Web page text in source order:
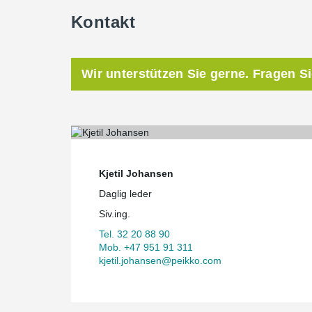
Kontakt
Wir unterstützen Sie gerne. Fragen
Kjetil Johansen
Daglig leder
Siv.ing.
Tel. 32 20 88 90
Mob. +47 951 91 311
kjetil.johansen@peikko.com